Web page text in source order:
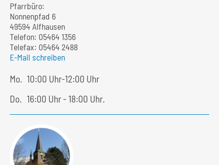
Pfarrbüro:
Nonnenpfad 6
49594 Alfhausen
Telefon: 05464 1356
Telefax: 05464 2488
E-Mail schreiben
Mo.
10:00 Uhr-12:00 Uhr
Do.
16:00 Uhr - 18:00 Uhr.